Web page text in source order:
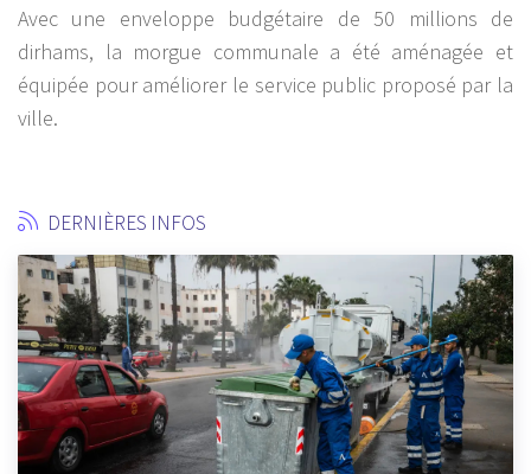
Avec une enveloppe budgétaire de 50 millions de
dirhams, la morgue communale a été aménagée et
équipée pour améliorer le service public proposé par la
ville.
DERNIÈRES INFOS